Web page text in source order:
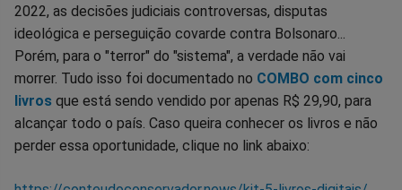
2022, as decisões judiciais controversas, disputas
ideológica e perseguição covarde contra Bolsonaro...
Porém, para o "terror" do "sistema", a verdade não vai
morrer. Tudo isso foi documentado no COMBO com cinco
livros que está sendo vendido por apenas R$ 29,90, para
alcançar todo o país. Caso queira conhecer os livros e não
perder essa oportunidade, clique no link abaixo: